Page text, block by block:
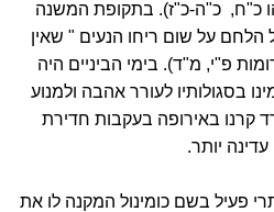
כ"ח, כ"ה-כ"ז). בתקופת המשנה
הלחם על שום ריחו הנעים " שאין
פ"י, מ"ד). בימי הביניים היה
בסגולותיו לעורר אהבה ולמנוע
החל מהמאה ה14 ירד קרנו באירופה בעקבות חדירת
יותר.
פעיל בשם כומינול המקנה לו את